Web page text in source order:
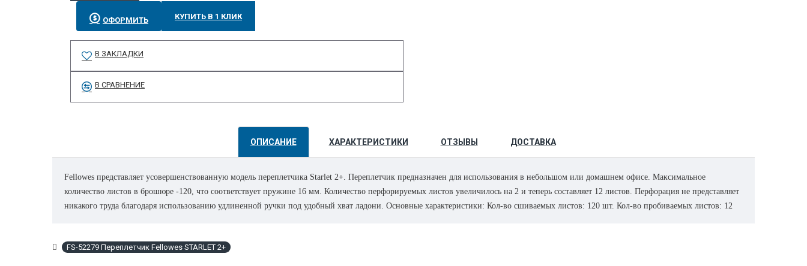
ОФОРМИТЬ КУПИТЬ В 1 КЛИК
В ЗАКЛАДКИ
В СРАВНЕНИЕ
ОПИСАНИЕ ХАРАКТЕРИСТИКИ ОТЗЫВЫ ДОСТАВКА
Fellowes представляет усовершенствованную модель переплетчика Starlet 2+. Переплетчик предназначен для использования в небольшом или домашнем офисе. Максимальное
количество листов в брошюре -120, что соответствует пружине 16 мм. Количество перфорируемых листов увеличилось на 2 и теперь составляет 12 листов. Перфорация не представляет
никакого труда благодаря использованию удлиненной ручки под удобный хват ладони. Основные характеристики: Кол-во сшиваемых листов: 120 шт. Кол-во пробиваемых листов: 12
выравнивание листов различных форматов по краю. Селектор диаметра пружин и толщины документа: Простой подбор пружины по толщине документа.
FS-52279 Переплетчик Fellowes STARLET 2+